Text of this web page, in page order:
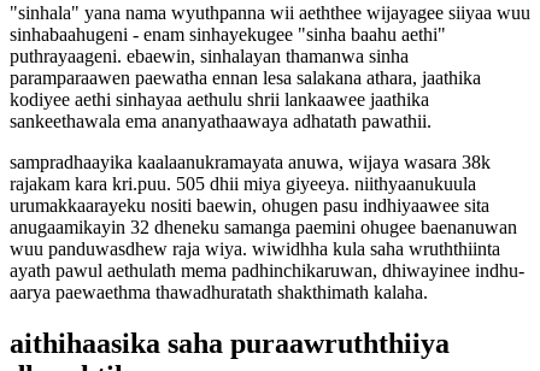
"sinhala" yana nama wyuthpanna wii aeththee wijayagee siiyaa wuu
sinhabaahugeni - enam sinhayekugee "sinha baahu aethi"
puthrayaageni. ebaewin, sinhalayan thamanwa sinha
paramparaawen paewatha ennan lesa salakana athara, jaathika
kodiyee aethi sinhayaa aethulu shrii lankaawee jaathika
sankeethawala ema ananyathaawaya adhatath pawathii.
sampradhaayika kaalaanukramayata anuwa, wijaya wasara 38k
rajakam kara kri.puu. 505 dhii miya giyeeya. niithyaanukuula
urumakkaarayeku nositi baewin, ohugen pasu indhiyaawee sita
anugaamikayin 32 dheneku samanga paemini ohugee baenanuwan
wuu panduwasdhew raja wiya. wiwidhha kula saha wruththiinta
ayath pawul aethulath mema padhinchikaruwan, dhiwayinee indhu-
aarya paewaethma thawadhuratath shakthimath kalaha.
aithihaasika saha puraawruththiiya